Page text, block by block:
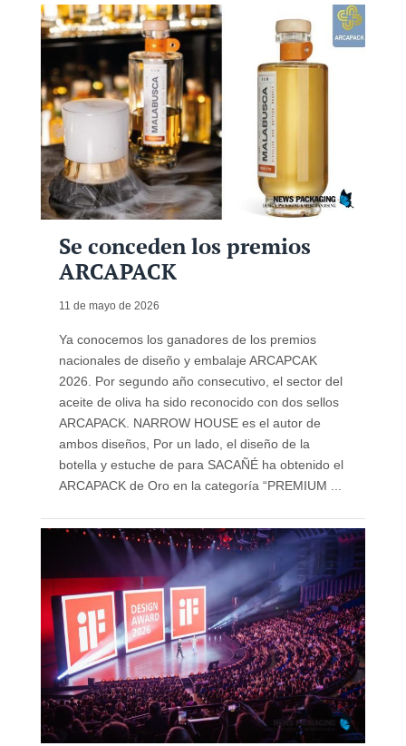
Se conceden los premios
ARCAPACK
11 de mayo de 2026
Ya conocemos los ganadores de los premios
nacionales de diseño y embalaje ARCAPCAK
2026. Por segundo año consecutivo, el sector del
aceite de oliva ha sido reconocido con dos sellos
ARCAPACK. NARROW HOUSE es el autor de
ambos diseños, Por un lado, el diseño de la
botella y estuche de para SACAÑÉ ha obtenido el
ARCAPACK de Oro en la categoría “PREMIUM ...